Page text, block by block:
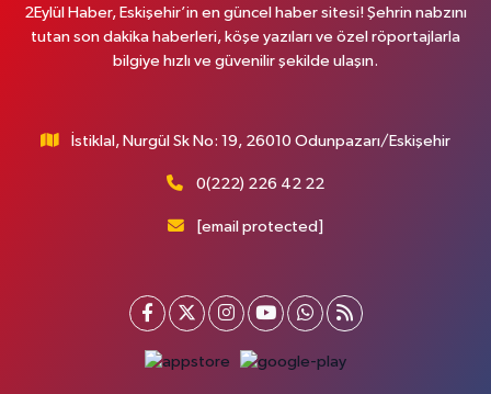
2Eylül Haber, Eskişehir’in en güncel haber sitesi! Şehrin nabzını
tutan son dakika haberleri, köşe yazıları ve özel röportajlarla
bilgiye hızlı ve güvenilir şekilde ulaşın.
İstiklal, Nurgül Sk No: 19, 26010 Odunpazarı/Eskişehir
0(222) 226 42 22
[email protected]